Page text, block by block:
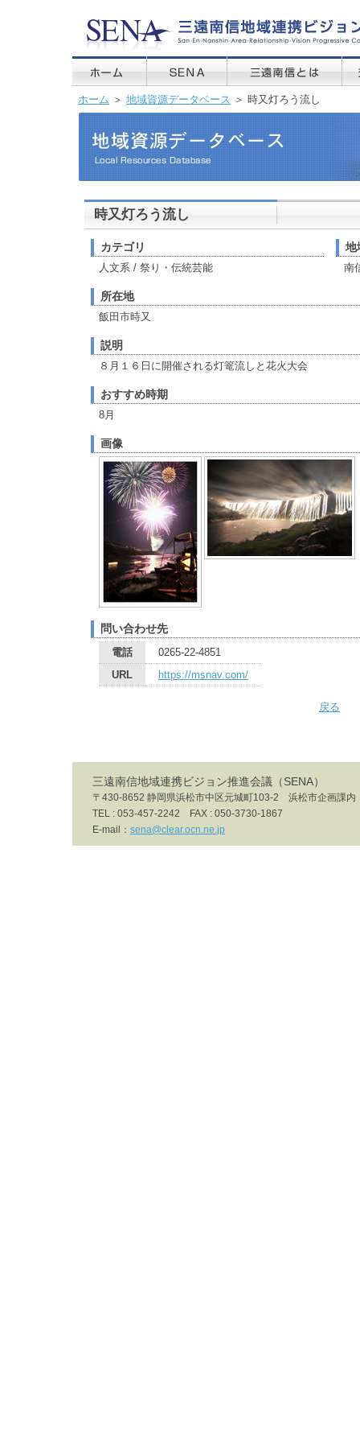
ホーム ＞ 地域資源データベース ＞ 時又灯ろう流し
時又灯ろう流し
カテゴリ
人文系 / 祭り・伝統芸能
地
南
所在地
飯田市時又
説明
８月１６日に開催される灯篭流しと花火大会
おすすめ時期
8月
画像
問い合わせ先
電話
0265-22-4851
URL
https://msnav.com/
戻る
三遠南信地域連携ビジョン推進会議（SENA）
〒430-8652 静岡県浜松市中区元城町103-2 浜松市企画課内
TEL : 053-457-2242 FAX : 050-3730-1867
E-mail： sena@clear.ocn.ne.jp